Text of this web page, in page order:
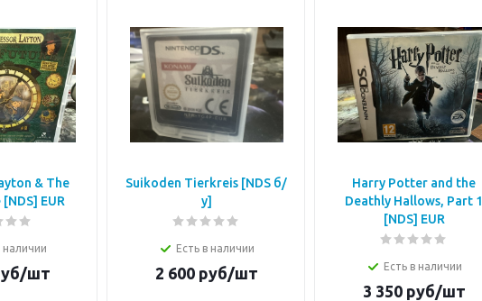
& The
EUR
наличии
шт
Suikoden Tierkreis [NDS б/
у]
Есть в наличии
2 600руб/шт
Harry Potter and the
Deathly Hallows, Part 1
[NDS] EUR
Есть в наличии
3 350руб/шт